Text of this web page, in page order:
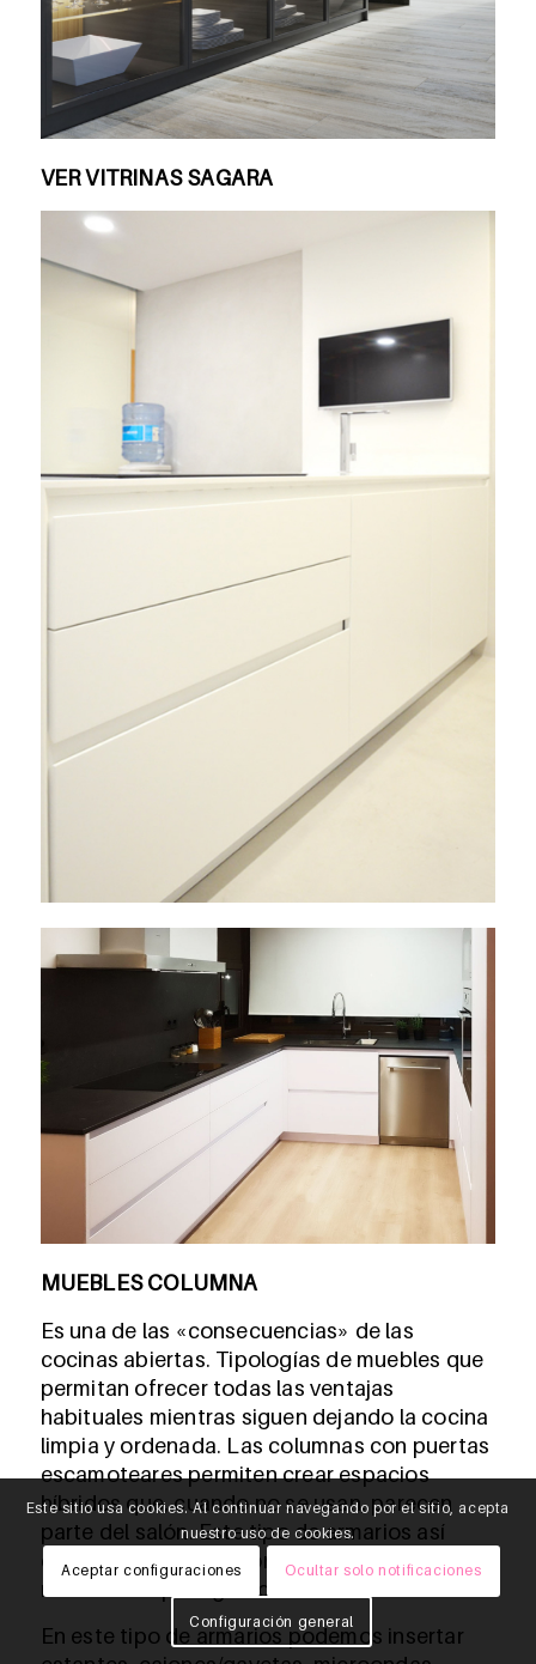
VER VITRINAS SAGARA
MUEBLES COLUMNA
Es una de las «consecuencias» de las
cocinas abiertas. Tipologías de muebles que
permitan ofrecer todas las ventajas
habituales mientras siguen dejando la cocina
limpia y ordenada. Las columnas con puertas
escamoteares permiten crear espacios
híbridos que, cuando no se usan, parecen
parte del salón. Este tipo de armarios así
como las columnas con cajones esconden un
mucho sitio para guardar.
En este tipo de armarios podemos insertar
Este sitio usa cookies. Al continuar navegando por el sitio, acepta
nuestro uso de cookies.
Aceptar configuraciones Ocultar solo notificaciones
Configuración general